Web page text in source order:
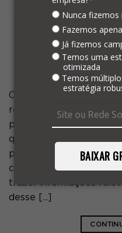
Nunca fizemos
Fazemos
Já fizemos
Temos uma
otimizada
Temos
estratégia
BAIXAR
Como ter a sua
resultados no Google?
posicionamento na
qualquer pessoa ou
produto, serviço ou
conseguir isso? Este
trazer informações
desse […]